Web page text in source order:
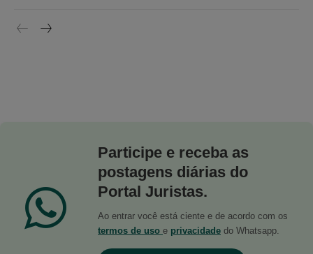
Participe e receba as
postagens diárias do
Portal Juristas.
Ao entrar você está ciente e de acordo com os
termos de uso e privacidade do Whatsapp.